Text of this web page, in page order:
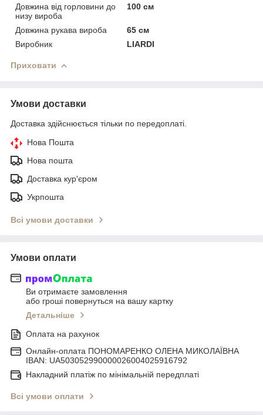
Довжина від горловини до
низу вироба
100 см
Довжина рукава вироба
65 см
Виробник
LIARDI
Приховати
Умови доставки
Доставка здійснюється тільки по передоплаті.
Нова Пошта
Нова пошта
Доставка кур'єром
Укрпошта
Всі умови доставки
Умови оплати
Ви отримаєте замовлення
або гроші повернуться на вашу картку
Детальніше
Оплата на рахунок
Онлайн-оплата ПОНОМАРЕНКО ОЛЕНА МИКОЛАЇВНА
IBAN: UA503052990000026004025916792
Накладний платіж по мінімальній передплаті
Всі умови оплати